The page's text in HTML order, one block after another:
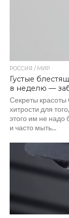
РОССИЯ / МИР
Густые
в неделю —
Секреты красоты
хитрости для
этого им не надо
и часто мыть...